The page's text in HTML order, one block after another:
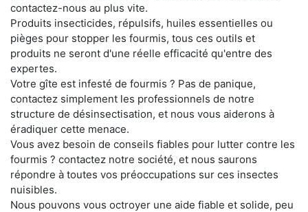
contactez-nous au plus vite.
Produits insecticides, répulsifs, huiles essentielles ou
pièges pour stopper les fourmis, tous ces outils et
produits ne seront d'une réelle efficacité qu'entre des
expertes.
Votre gîte est infesté de fourmis ? Pas de panique,
contactez simplement les professionnels de notre
structure de désinsectisation, et nous vous aiderons à
éradiquer cette menace.
Vous avez besoin de conseils fiables pour lutter contre les
fourmis ? contactez notre société, et nous saurons
répondre à toutes vos préoccupations sur ces insectes
nuisibles.
Nous pouvons vous octroyer une aide fiable et solide, peu